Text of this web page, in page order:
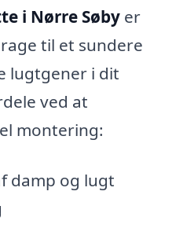
i Nørre Søby er
til et sundere
lugtgener i dit
ved at
montering:
damp og lugt